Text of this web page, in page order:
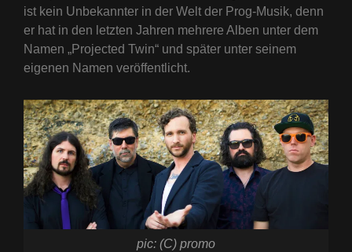
ist kein Unbekannter in der Welt der Prog-Musik, denn
er hat in den letzten Jahren mehrere Alben unter dem
Namen „Projected Twin“ und später unter seinem
eigenen Namen veröffentlicht.
pic: (C) promo